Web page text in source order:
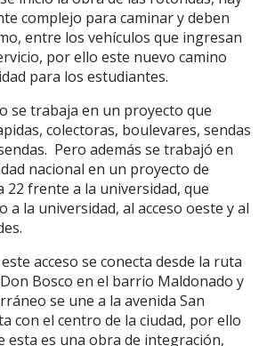
complejo para caminar y deben
entre los vehículos que ingresan
por ello este nuevo camino
para los estudiantes.
se trabaja en un proyecto que
colectoras, boulevares, sendas
Pero además se trabajó en
nacional en un proyecto de
frente a la universidad, que
a la universidad, al acceso oeste y al
acceso se conecta desde la ruta
Bosco en el barrio Maldonado y
se une a la avenida San
con el centro de la ciudad, por ello
esta es una obra de integración,